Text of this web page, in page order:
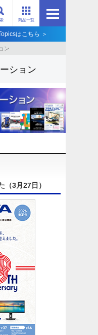
商品一覧
はこちら ＞
ン
ション
（3月27日）